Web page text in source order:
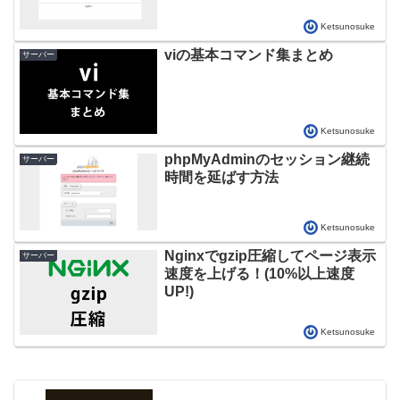
Ketsunosuke
サーバー viの基本コマンド集まとめ
Ketsunosuke
サーバー
phpMyAdminのセッション継続
時間を延ばす方法
Ketsunosuke
サーバー
Nginxでgzip圧縮してページ表示
速度を上げる！(10%以上速度
UP!)
Ketsunosuke